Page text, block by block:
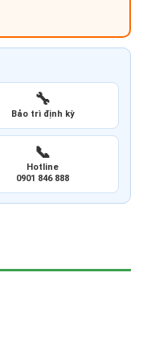
🔧
Bảo trì định kỳ
📞
Hotline
0901 846 888